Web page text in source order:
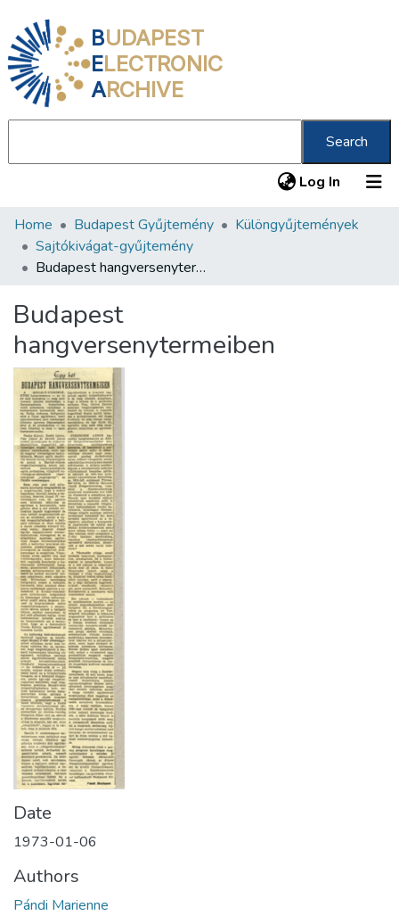
BUDAPEST
ELECTRONIC
ARCHIVE
Search
Log In (current)
Communities & Collections
All of DSpace
About us
Home Budapest Gyűjtemény
Különgyűjtemények
Sajtókivágat-gyűjtemény
Budapest hangversenytermeiben
Budapest
hangversenytermeiben
Date
1973-01-06
Authors
Pándi Marienne